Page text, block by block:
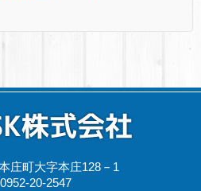
庄町大字本庄128－1
20-2547